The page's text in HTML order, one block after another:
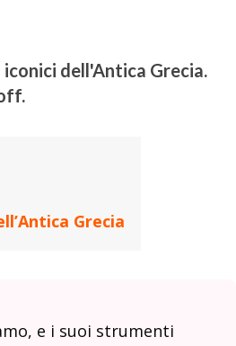
dell'Antica Grecia.
Grecia
e i suoi strumenti